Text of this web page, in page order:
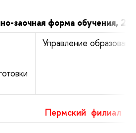
форма обучения, 2,5
Управление
Пермский филиал